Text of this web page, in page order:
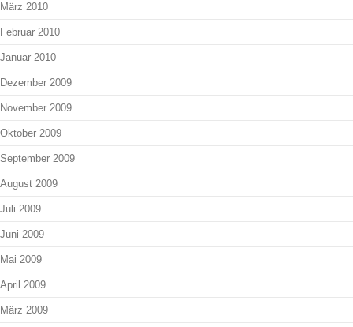
März 2010
Februar 2010
Januar 2010
Dezember 2009
November 2009
Oktober 2009
September 2009
August 2009
Juli 2009
Juni 2009
Mai 2009
April 2009
März 2009